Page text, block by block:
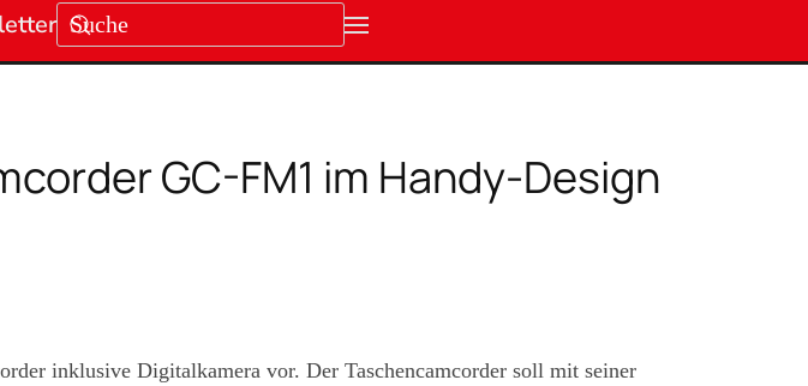
GC-FM1 im Handy-Design
inklusive Digitalkamera vor. Der Taschencamcorder soll mit seiner